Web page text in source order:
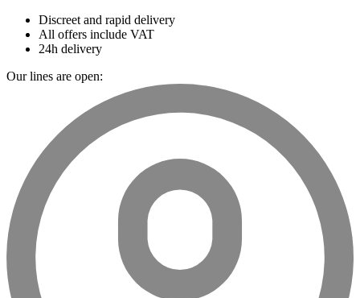
Discreet and rapid delivery
All offers include VAT
24h delivery
Our lines are open: